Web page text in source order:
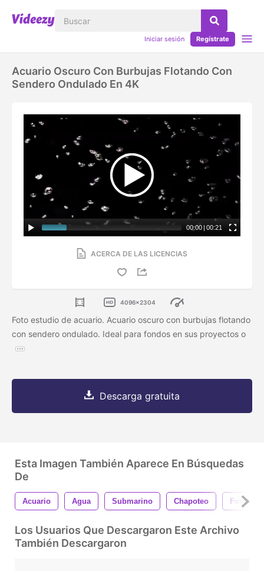
Iniciar sesión Regístrate
Acuario Oscuro Con Burbujas Flotando Con
Sendero Ondulado En 4K
00:00 | 00:21
ACERCA DE LAS LICENCIAS
4096x2304
Foto estudio de acuario. Acuario oscuro con burbujas flotando
con sendero ondulado. Ideal para fondos en sus proyectos o
Descarga gratuita
Esta Imagen También Aparece En Búsquedas
De
Acuario Agua Submarino Chapoteo Fondo
Los Usuarios Que Descargaron Este Archivo
También Descargaron